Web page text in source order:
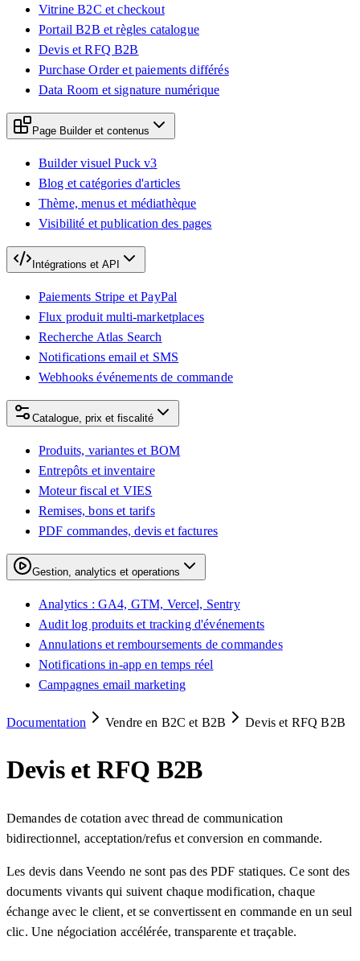
Vitrine B2C et checkout
Portail B2B et règles catalogue
Devis et RFQ B2B
Purchase Order et paiements différés
Data Room et signature numérique
Page Builder et contenus
Builder visuel Puck v3
Blog et catégories d'articles
Thème, menus et médiathèque
Visibilité et publication des pages
Intégrations et API
Paiements Stripe et PayPal
Flux produit multi-marketplaces
Recherche Atlas Search
Notifications email et SMS
Webhooks événements de commande
Catalogue, prix et fiscalité
Produits, variantes et BOM
Entrepôts et inventaire
Moteur fiscal et VIES
Remises, bons et tarifs
PDF commandes, devis et factures
Gestion, analytics et operations
Analytics : GA4, GTM, Vercel, Sentry
Audit log produits et tracking d'événements
Annulations et remboursements de commandes
Notifications in-app en temps réel
Campagnes email marketing
Documentation Vendre en B2C et B2B Devis et RFQ B2B
Devis et RFQ B2B
Demandes de cotation avec thread de communication
bidirectionnel, acceptation/refus et conversion en commande.
Les devis dans Veendo ne sont pas des PDF statiques. Ce sont des
documents vivants qui suivent chaque modification, chaque
échange avec le client, et se convertissent en commande en un seul
clic. Une négociation accélérée, transparente et traçable.